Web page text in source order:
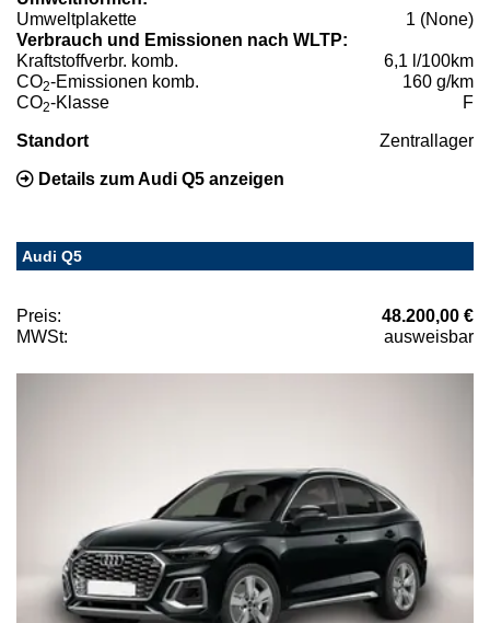
Umweltplakette
1 (None)
Verbrauch und Emissionen nach WLTP:
Kraftstoffverbr. komb.
6,1 l/100km
CO2-Emissionen komb.
160 g/km
CO2-Klasse F
Standort Zentrallager
Details zum Audi Q5 anzeigen
Audi Q5
Preis:
48.200,00 €
MWSt:
ausweisbar